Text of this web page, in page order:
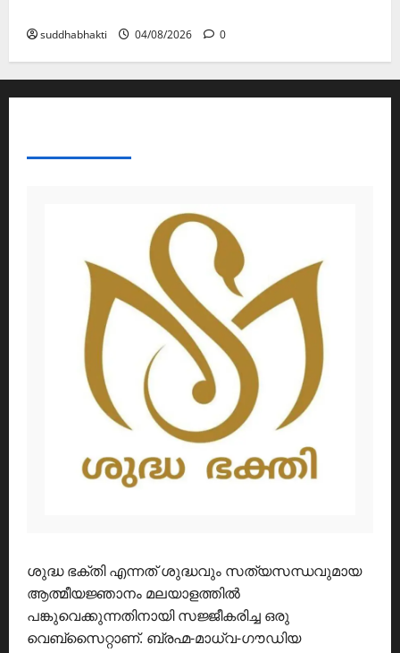
suddhabhakti 04/08/2026 0
ശുദ്ധ ഭക്തി എന്നത് ശുദ്ധവും സത്യസന്ധവുമായ
ആത്മീയജ്ഞാനം മലയാളത്തിൽ
പങ്കുവെക്കുന്നതിനായി സജ്ജീകരിച്ച ഒരു
വെബ്സൈറ്റാണ്. ബ്രഹ്മ-മാധ്വ-ഗൗഡിയ